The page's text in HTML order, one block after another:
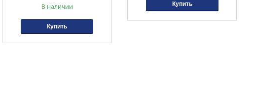
В наличии
Купить
Купить